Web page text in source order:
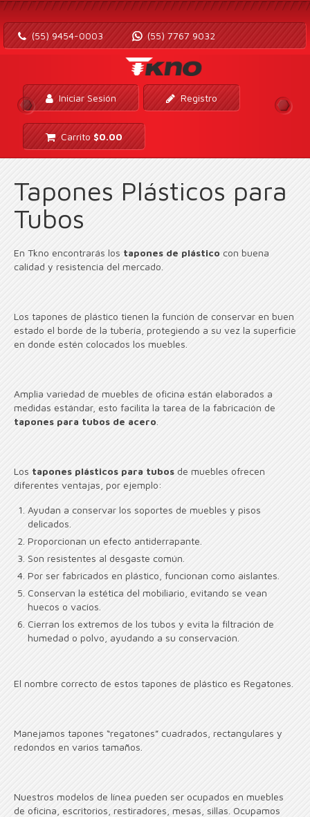
(55) 9454-0003 (55) 7767 9032
Iniciar Sesión Registro
Carrito $0.00
Tapones Plásticos para
Tubos
En Tkno encontrarás los tapones de plástico con buena
calidad y resistencia del mercado.
Los tapones de plástico tienen la función de conservar en buen
estado el borde de la tubería, protegiendo a su vez la superficie
en donde estén colocados los muebles.
Amplia variedad de muebles de oficina están elaborados a
medidas estándar, esto facilita la tarea de la fabricación de
tapones para tubos de acero
Los tapones plásticos para tubos de muebles ofrecen
diferentes ventajas, por ejemplo:
Ayudan a conservar los soportes de muebles y pisos
delicados.
Proporcionan un efecto antiderrapante.
Son resistentes al desgaste común.
Por ser fabricados en plástico, funcionan como aislantes.
Conservan la estética del mobiliario, evitando se vean
huecos o vacíos.
Cierran los extremos de los tubos y evita la filtración de
humedad o polvo, ayudando a su conservación.
El nombre correcto de estos tapones de plástico es Regatones.
Manejamos tapones “regatones” cuadrados, rectangulares y
redondos en varios tamaños.
Nuestros modelos de línea pueden ser ocupados en muebles
de oficina, escritorios, restiradores, mesas, sillas. Ocupamos